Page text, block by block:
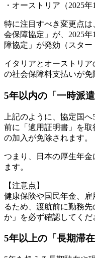
・オーストリア（2025年
特に注目すべき変更点は
会保障協定」が、2025
障協定」が発効（スター
イタリアとオーストリ
の社会保障料支払いが免
5年以内の「一時派
上記のように、協定国
前に「適用証明書」を
の加入が免除されます。
つまり、日本の厚生年
ます。
【注意点】
健康保険や国民年金、
るため、渡航前に勤務
か」を必ず確認してくだ
5年以上の「長期滞